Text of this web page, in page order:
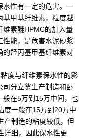
水性有一定的危害。一
基甲基纤维素，粒度越
维素醚HPMC的加入量
性能，是危害水泥砂浆
的羟丙基甲基纤维素对
度与纤维素保水性的影
司分立釜生产制造和卧
般在5万到15万中间，也
度一般在15万到20万中
产制造的粘度较低，但
详细，因此保水性更